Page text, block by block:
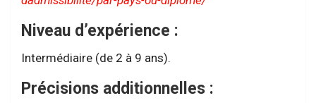
Niveau d’expérience :
Intermédiaire (de 2 à 9 ans).
Précisions additionnelles :